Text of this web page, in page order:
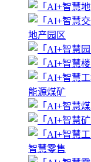
地产园区
能源煤矿
智慧零售